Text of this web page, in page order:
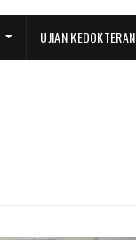
UJIAN KEDOKTERAN